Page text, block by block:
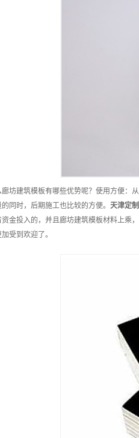
廊坊建筑模板有哪些优势呢？使用方便：
同时，后期施工也比较的方便。 天津定制
资金投入的，并且廊坊建筑模板材料上乘
受到欢迎了。